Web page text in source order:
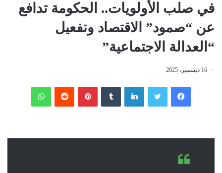
في صلب الأولويات.. الحكومة تدافع
عن “صمود” الاقتصاد وتفعيل
“العدالة الاجتماعية”
16 ديسمبر، 2025
فيسبوك لينكدإن بينتيريست